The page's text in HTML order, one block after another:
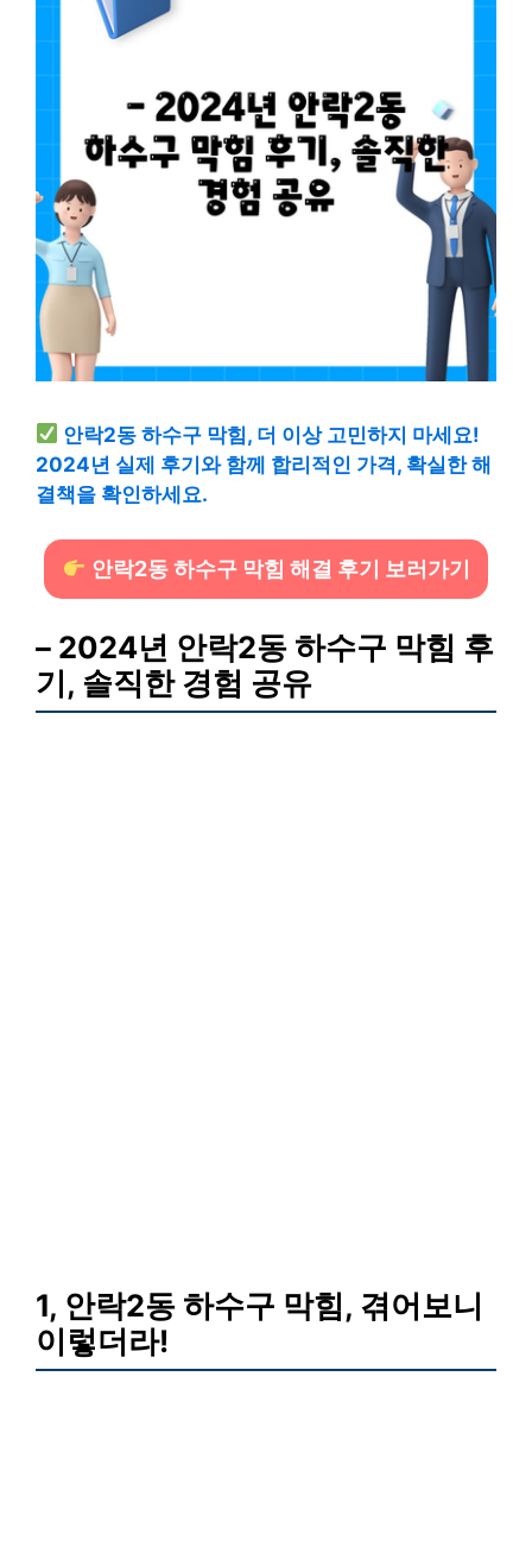
안락2동 하수구 막힘, 더 이상 고민하지 마세요!
2024년 실제 후기와 함께 합리적인 가격, 확실한 해
결책을 확인하세요.
안락2동 하수구 막힘 해결 후기 보러가기
– 2024년 안락2동 하수구 막힘 후
기, 솔직한 경험 공유
1, 안락2동 하수구 막힘, 겪어보니
이렇더라!